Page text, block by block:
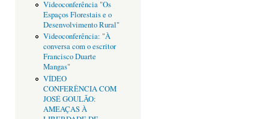
Videoconferência "Os
Espaços Florestais e o
Desenvolvimento Rural"
Videoconferência: "À
conversa com o escritor
Francisco Duarte
Mangas"
VÍDEO
CONFERÊNCIA COM
JOSÉ GOULÃO:
AMEAÇAS À